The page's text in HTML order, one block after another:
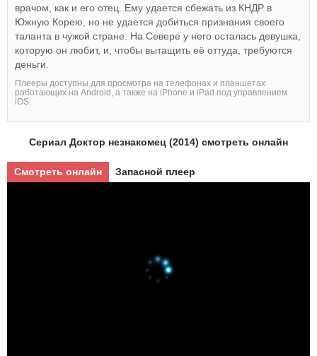
врачом, как и его отец. Ему удается сбежать из КНДР в
Южную Корею, но не удается добиться признания своего
таланта в чужой стране. На Севере у него осталась девушка,
которую он любит, и, чтобы вытащить её оттуда, требуются
деньги.
Плееры доступны для просмотра на телефонах и планшетах
работающих на Android, а также на iPhone и iPad под управлением
iOS.
Сериал Доктор незнакомец (2014) смотреть онлайн
Смотреть онлайн Запасной плеер